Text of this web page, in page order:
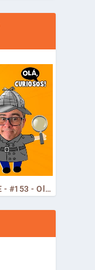
MEMÓRIAS DA COLEÇÃO VAGA-LUME - #153 - Olá, Curiosos! 2023